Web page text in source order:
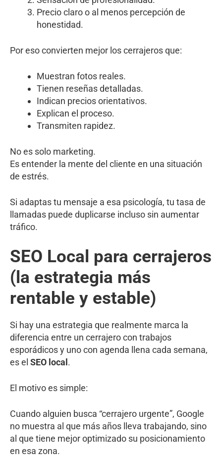
Precio claro o al menos percepción de
honestidad.
Por eso convierten mejor los cerrajeros que:
Muestran fotos reales.
Tienen reseñas detalladas.
Indican precios orientativos.
Explican el proceso.
Transmiten rapidez.
No es solo marketing.
Es entender la mente del cliente en una situación
de estrés.
Si adaptas tu mensaje a esa psicología, tu tasa de
llamadas puede duplicarse incluso sin aumentar
tráfico.
SEO Local para cerrajeros
(la estrategia más
rentable y estable)
Si hay una estrategia que realmente marca la
diferencia entre un cerrajero con trabajos
esporádicos y uno con agenda llena cada semana,
es el SEO local .
El motivo es simple:
Cuando alguien busca “cerrajero urgente”, Google
no muestra al que más años lleva trabajando, sino
al que tiene mejor optimizado su posicionamiento
en esa zona.